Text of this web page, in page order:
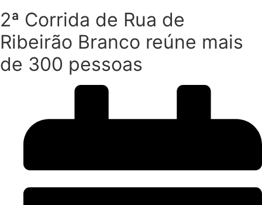
2ª Corrida de Rua de
Ribeirão Branco reúne mais
de 300 pessoas